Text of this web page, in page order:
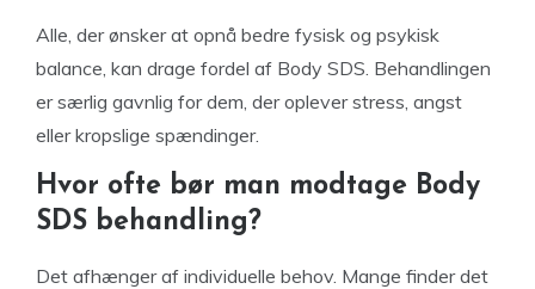
Alle, der ønsker at opnå bedre fysisk og psykisk
balance, kan drage fordel af Body SDS. Behandlingen
er særlig gavnlig for dem, der oplever stress, angst
eller kropslige spændinger.
Hvor ofte bør man modtage Body
SDS behandling?
Det afhænger af individuelle behov. Mange finder det